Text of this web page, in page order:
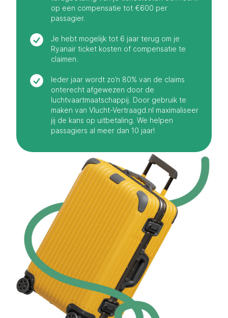
op een compensatie tot €600 per
passagier.
Je hebt mogelijk tot 6 jaar terug om je
Ryanair ticket kosten of compensatie te
claimen.
Ieder jaar wordt zo’n 80% van de claims
onterecht afgewezen door de
luchtvaartmaatschappij. Door gebruik te
maken van Vlucht-Vertraagd.nl maximaliseer
jij de kans op uitbetaling. We helpen
passagiers al meer dan 10 jaar!